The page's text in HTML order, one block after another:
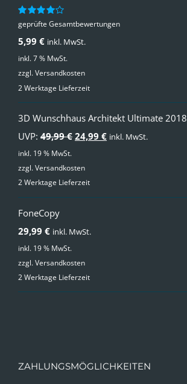
Bewertet
von 5
geprüfte Gesamtbewertungen
5,99 € inkl. MwSt.
inkl. 7 % MwSt.
zzgl.Versandkosten
2 Werktage Lieferzeit
3D Wunschhaus Architekt Ultimate 2018
UVP: 49,99€ Ursprünglicher
war:
24,99 €Aktueller
inkl. MwSt.
inkl. 19 % MwSt.
zzgl.Versandkosten
2 Werktage Lieferzeit
FoneCopy
29,99 € inkl. MwSt.
inkl. 19 % MwSt.
zzgl.Versandkosten
2 Werktage Lieferzeit
ZAHLUNGSMÖGLICHKEITEN